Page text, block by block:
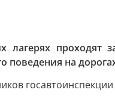
проходят
поведения на